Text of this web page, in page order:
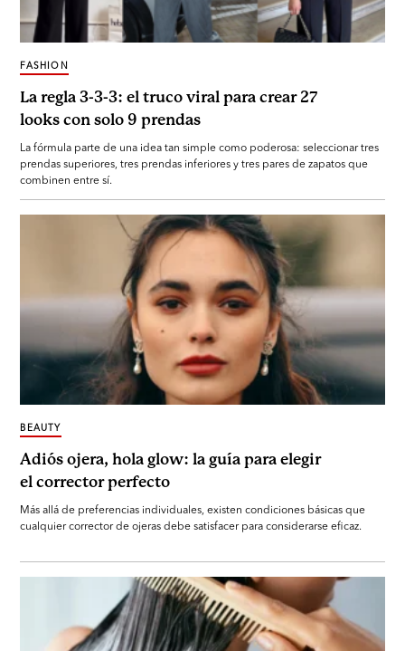
La regla 3-3-3: el truco viral para crear 27
looks con solo 9 prendas
FASHION
La fórmula parte de una idea tan simple como poderosa: seleccionar tres
prendas superiores, tres prendas inferiores y tres pares de zapatos que
combinen entre sí.
Adiós ojera, hola glow: la guía para elegir
el corrector perfecto
BEAUTY
Más allá de preferencias individuales, existen condiciones básicas que
cualquier corrector de ojeras debe satisfacer para considerarse eficaz.